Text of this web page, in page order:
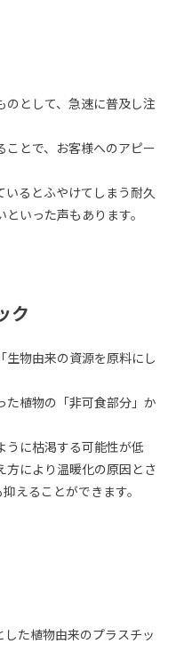
のとして、急速に普及し注
とで、お客様へのアピー
るとふやけてしまう耐久
いった声もあります。
ク
生物由来の資源を原料にし
た植物の「非可食部分」か
うに枯渇する可能性が低
方により温暖化の原因とさ
えることができます。
た植物由来のプラスチッ